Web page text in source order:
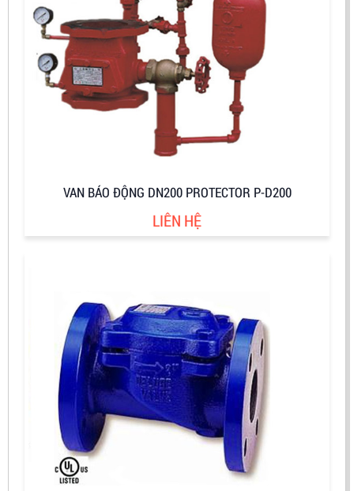
VAN BÁO ĐỘNG DN200 PROTECTOR P-D200
LIÊN HỆ